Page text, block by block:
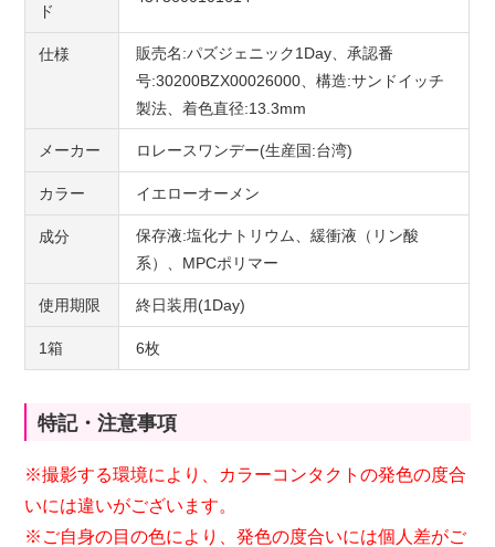
ド
仕様
販売名:パズジェニック1Day、承認番
号:30200BZX00026000、構造:サンドイッチ
製法、着色直径:13.3mm
メーカー ロレースワンデー(生産国:台湾)
カラー イエローオーメン
成分
保存液:塩化ナトリウム、緩衝液（リン酸
系）、MPCポリマー
使用期限 終日装用(1Day)
1箱 6枚
特記・注意事項
※撮影する環境により、カラーコンタクトの発色の度合
いには違いがございます。
※ご自身の目の色により、発色の度合いには個人差がご